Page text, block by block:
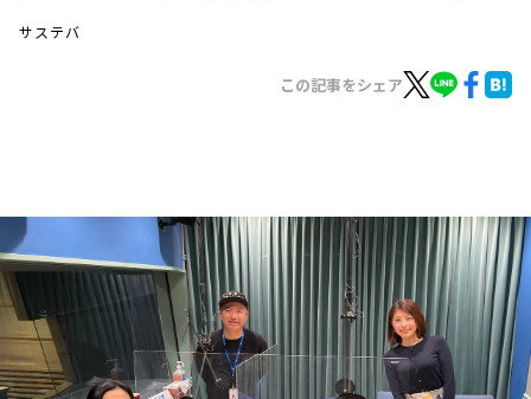
イベント・グッズ
YouTube
会社情報
サステバ
この記事をシェア